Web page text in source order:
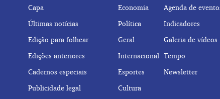
Capa
Últimas notícias
Edição para folhear
Edições anteriores
Cadernos especiais
Publicidade legal
Economia
Política
Geral
Internacional
Esportes
Cultura
Agenda de
Indicadores
Galeria de vídeos
Tempo
Newsletter